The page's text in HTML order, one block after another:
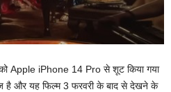
Apple iPhone 14 Pro से शूट किया गया
है और यह फिल्म 3 फरवरी के बाद से देखने के